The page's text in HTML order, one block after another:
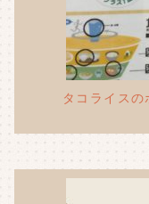
タコライスの